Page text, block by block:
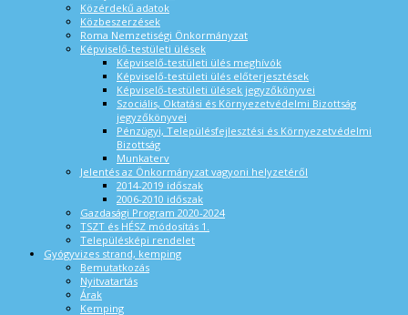
Közérdekű adatok
Közbeszerzések
Roma Nemzetiségi Önkormányzat
Képviselő-testületi ülések
Képviselő-testületi ülés meghívók
Képviselő-testületi ülés előterjesztések
Képviselő-testületi ülések jegyzőkönyvei
Szociális, Oktatási és Környezetvédelmi Bizottság
jegyzőkönyvei
Pénzügyi, Településfejlesztési és Környezetvédelmi
Bizottság
Munkaterv
Jelentés az Önkormányzat vagyoni helyzetéről
2014-2019 időszak
2006-2010 időszak
Gazdasági Program 2020-2024
TSZT és HÉSZ módosítás 1.
Településképi rendelet
Gyógyvizes strand, kemping
Bemutatkozás
Nyitvatartás
Árak
Kemping